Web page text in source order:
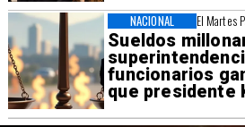
El Martes
Sueldos
funcionarios
que presidente
NACIONAL